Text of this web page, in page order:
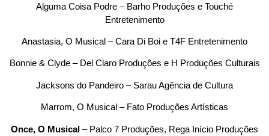
Alguma Coisa Podre – Barho Produções e Touché
Entretenimento
Anastasia, O Musical – Cara Di Boi e T4F Entretenimento
Bonnie & Clyde – Del Claro Produções e H Produções Culturais
Jacksons do Pandeiro – Sarau Agência de Cultura
Marrom, O Musical – Fato Produções Artísticas
Once, O Musical – Palco 7 Produções, Rega Início Produções